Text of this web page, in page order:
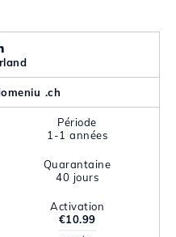
.ch
Période
1-1 années
Quarantaine
40 jours
Activation
€10.99